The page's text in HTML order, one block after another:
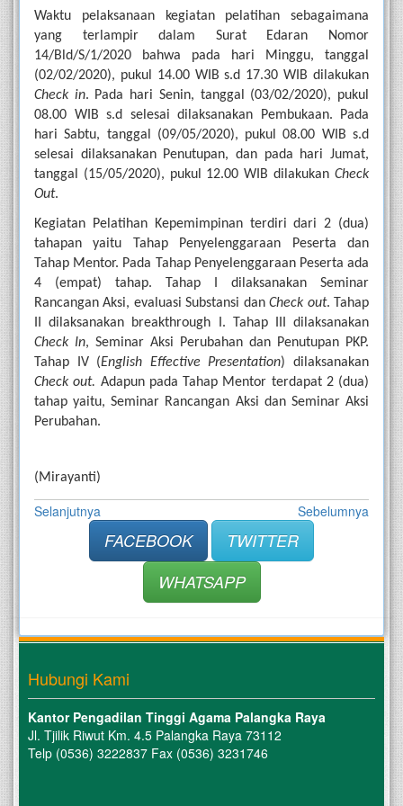
Waktu pelaksanaan kegiatan pelatihan sebagaimana
yang terlampir dalam Surat Edaran Nomor
14/Bld/S/1/2020 bahwa pada hari Minggu, tanggal
Check in. Pada hari Senin, tanggal (03/02/2020), pukul
08.00 WIB s.d selesai dilaksanakan Pembukaan. Pada
hari Sabtu, tanggal (09/05/2020), pukul 08.00 WIB s.d
selesai dilaksanakan Penutupan, dan pada hari Jumat,
tanggal (15/05/2020), pukul 12.00 WIB dilakukan Check
Out.
Kegiatan Pelatihan Kepemimpinan terdiri dari 2 (dua)
tahapan yaitu Tahap Penyelenggaraan Peserta dan
Tahap Mentor. Pada Tahap Penyelenggaraan Peserta ada
4 (empat) tahap. Tahap I dilaksanakan Seminar
Rancangan Aksi, evaluasi Substansi dan Check out. Tahap
Check In, Seminar Aksi Perubahan dan Penutupan PKP.
Tahap IV (English Effective Presentation
Check out. Adapun pada
Tahap Mentor terdapat 2 (dua)
tahap yaitu, Seminar Rancangan Aksi dan Seminar Aksi
Perubahan.
(Mirayanti)
Selanjutnya Sebelumnya
FACEBOOK
TWITTER
WHATSAPP
Hubungi Kami
Kantor Pengadilan Tinggi Agama Palangka Raya
Jl. Tjilik Riwut Km. 4.5 Palangka Raya 73112
Telp (0536) 3222837 Fax (0536) 3231746